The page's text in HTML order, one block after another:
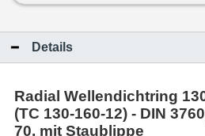
Details
Radial Wellendichtring
(TC 130-160-12) - DIN
70, mit Staublippe